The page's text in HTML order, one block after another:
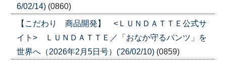
6/02/14) (0860)
【こだわり 商品開発】 <ＬＵＮＤＡＴＴＥ公式サ
イト> ＬＵＮＤＡＴＴＥ／「おなか守るパンツ」を
世界へ（2026年2月5日号）('26/02/10) (0859)